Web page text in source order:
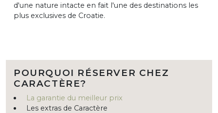
d'une nature intacte en fait l'une des destinations les
plus exclusives de Croatie.
POURQUOI RÉSERVER CHEZ
CARACTÈRE?
La garantie du meilleur prix
Les extras de Caractère